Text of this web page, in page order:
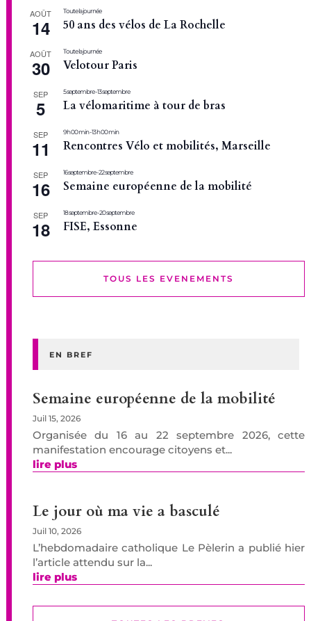
AOÛT
14
Toute la journée
50 ans des vélos de La Rochelle
AOÛT
30
Toute la journée
Velotour Paris
SEP
5
5 septembre-13 septembre
La vélomaritime à tour de bras
SEP
11
9 h 00 min-13 h 00 min
Rencontres Vélo et mobilités, Marseille
SEP
16
16 septembre-22 septembre
Semaine européenne de la mobilité
SEP
18
18 septembre-20 septembre
FISE, Essonne
TOUS LES EVENEMENTS
EN BREF
Semaine européenne de la mobilité
Juil 15, 2026
Organisée du 16 au 22 septembre 2026, cette
manifestation encourage citoyens et...
lire plus
Le jour où ma vie a basculé
Juil 10, 2026
L’hebdomadaire catholique Le Pèlerin a publié hier
l’article attendu sur la...
lire plus